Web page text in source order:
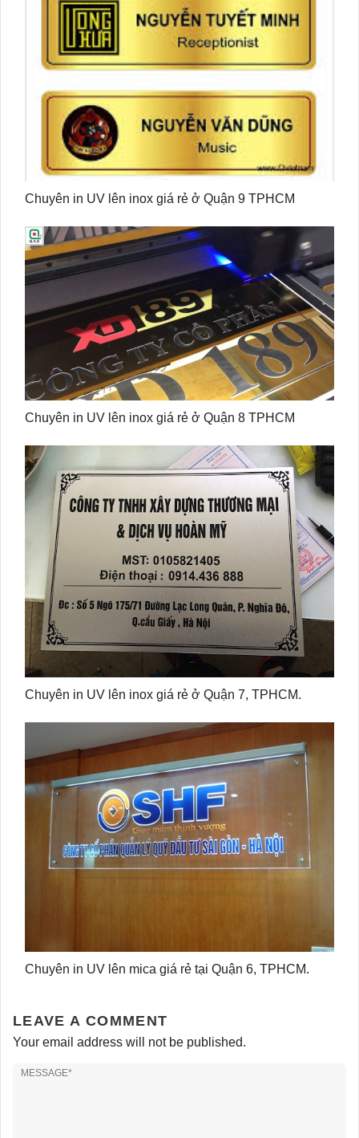
Chuyên in UV lên inox giá rẻ ở Quận 9 TPHCM
Chuyên in UV lên inox giá rẻ ở Quận 8 TPHCM
Chuyên in UV lên inox giá rẻ ở Quận 7, TPHCM.
Chuyên in UV lên mica giá rẻ tại Quận 6, TPHCM.
LEAVE A COMMENT
Your email address will not be published.